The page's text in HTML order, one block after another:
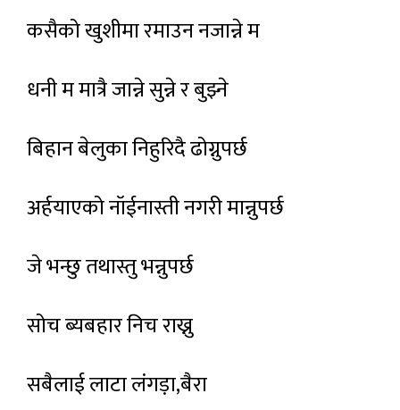
कसैको खुशीमा रमाउन नजान्ने म
धनी म मात्रै जान्ने सुन्ने र बुझ्ने
बिहान बेलुका निहुरिदै ढोग्नुपर्छ
अर्हयाएको नॉईनास्ती नगरी मान्नुपर्छ
जे भन्छु तथास्तु भन्नुपर्छ
सोच ब्यबहार निच राख्नु
सबैलाई लाटा लंगड़ा,बैरा